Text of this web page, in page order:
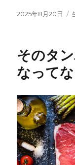
投
2025年8月20日
そのタ
なって